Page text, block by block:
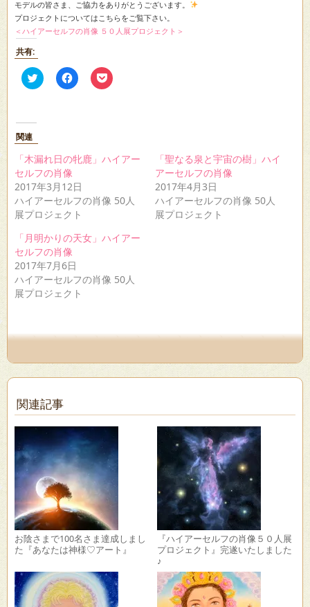
モデルの皆さま、ご協力をありがとうございます。
プロジェクトについてはこちらをご覧下さい。
＜ハイアーセルフの肖像 ５０人展プロジェクト＞
共有:
ク
リ
有
(新
し
い
ウ
ィ
ン
ド
で
開
き
ま
す)
Facebook
で
リ
ッ
し
て
く
だ
さ
(新
し
ウ
ィ
ン
ド
ウ
ま
ク
リ
ェ
ア
ウ
ウ
で
ま
す)
関連
「木漏れ日の牝鹿」ハイアー
セルフの肖像
2017年3月12日
ハイアーセルフの肖像 50人
展プロジェクト
「聖なる泉と宇宙の樹」ハイ
アーセルフの肖像
2017年4月3日
ハイアーセルフの肖像 50人
展プロジェクト
「月明かりの天女」ハイアー
セルフの肖像
2017年7月6日
ハイアーセルフの肖像 50人
展プロジェクト
関連記事
お陰さまで100名さま達成しまし
た『あなたは神様♡アート』
『ハイアーセルフの肖像５０人展
プロジェクト』完遂いたしました
♪